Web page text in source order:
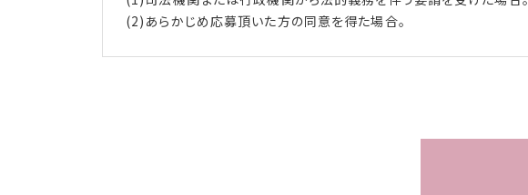
(2)あらかじめ応募頂いた方の同意を得た場合。